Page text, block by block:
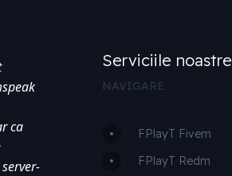
ca
Serviciile noastre
NAVIGARE
FPlayT Fivem
FPlayT Redm